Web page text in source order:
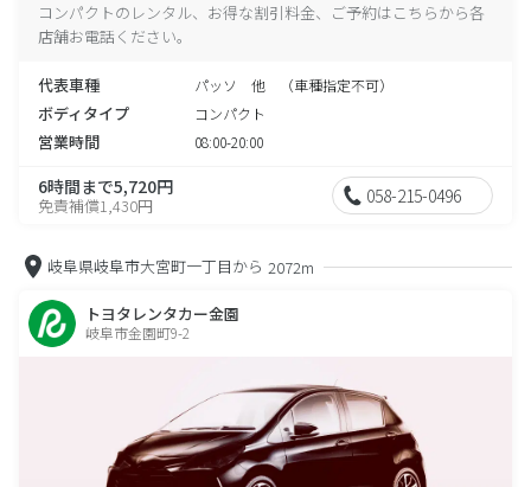
コンパクトのレンタル、お得な割引料金、ご予約はこちらから各
店舗お電話ください。
代表車種 パッソ 他 （車種指定不可）
ボディタイプ コンパクト
営業時間 08:00-20:00
6時間まで5,720円
免責補償1,430円 058-215-0496
岐阜県岐阜市大宮町一丁目から 2072m
トヨタレンタカー金園
岐阜市金園町9-2